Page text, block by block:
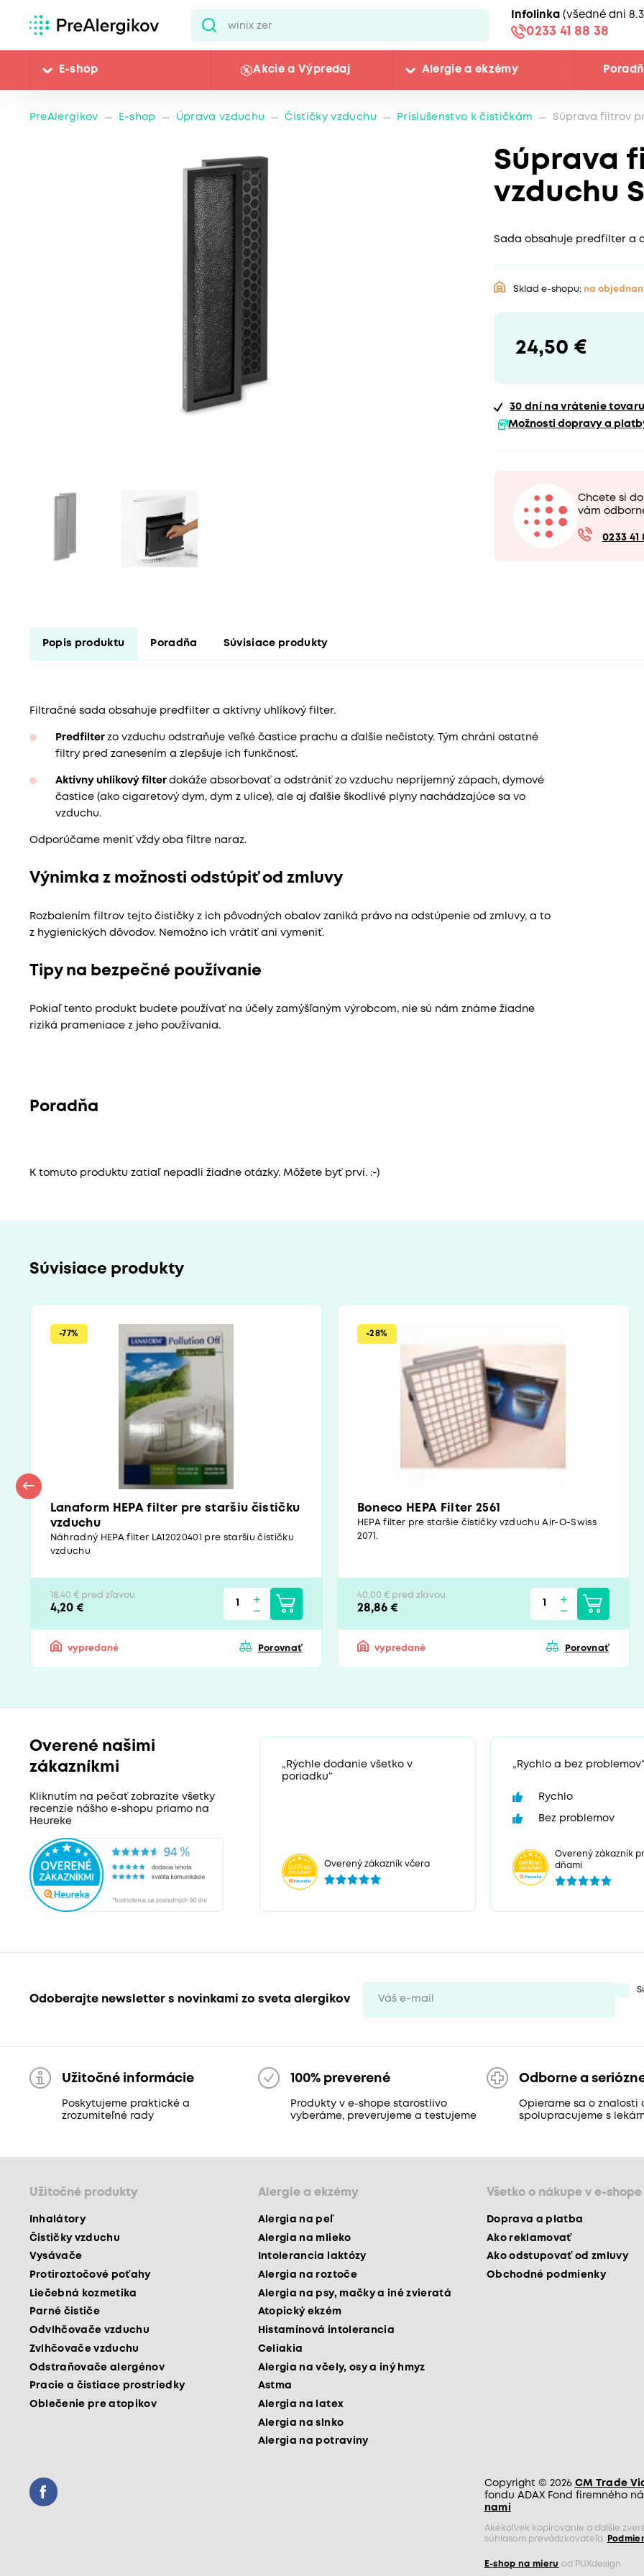
Infolinka (všedné dni
0233 41 88 38
E-shop Akcie a Výpredaj Alergie a ekzémy
PreAlergikov E-shop Úprava vzduchu Čističky vzduchu Príslušenstvo k čističkám Súprava filtrov
Súprava
vzduchu
Sada obsahuje predfilter a
Sklad e-shopu: na
24,50 €
30 dní na vrátenie tovaru
Možnosti dopravy a
Chcete si
vám
0233 41
Popis produktu Poradňa Súvisiace produkty
Filtračné sada obsahuje predfilter a aktívny uhlíkový filter.
Predfilter zo vzduchu odstraňuje veľké častice prachu a ďalšie nečistoty. Tým chráni ostatné
filtry pred zanesením a zlepšuje ich funkčnosť.
Aktívny uhlíkový filter dokáže absorbovať a odstrániť zo vzduchu nepríjemný zápach, dymové
častice (ako cigaretový dym, dym z ulice), ale aj ďalšie škodlivé plyny nachádzajúce sa vo
vzduchu.
Odporúčame meniť vždy oba filtre naraz.
Výnimka z možnosti odstúpiť od zmluvy
Rozbalením filtrov tejto čističky z ich pôvodných obalov zaniká právo na odstúpenie od zmluvy, a to
z hygienických dôvodov. Nemožno ich vrátiť ani vymeniť.
Tipy na bezpečné používanie
Pokiaľ tento produkt budete používať na účely zamýšľaným výrobcom, nie sú nám známe žiadne
riziká prameniace z jeho používania.
Poradňa
K tomuto produktu zatiaľ nepadli žiadne otázky. Môžete byť prví. :-)
Súvisiace produkty
-77%
Lanaform HEPA filter pre staršiu čističku
vzduchu
Náhradný HEPA filter LA12020401 pre staršiu čističku
vzduchu
18,40 € pred zľavou
4,20 €
vypredané Porovnať
-28%
Boneco HEPA Filter 2561
HEPA filter pre staršie čističky vzduchu Air-O-Swiss
2071.
40,00 € pred zľavou
28,86 €
vypredané Porovnať
Overené našimi
zákazníkmi
Kliknutím na pečať zobrazíte všetky
recenzie nášho e-shopu priamo na
Heureke
„Rýchle dodanie všetko v
poriadku“
Overený zákazník včera
„Rychlo a bez problemov“
Rychlo
Bez problemov
Overený zákazník
dňami
Odoberajte newsletter s novinkami zo sveta alergikov
Užitočné informácie
Poskytujeme praktické a
zrozumiteľné rady
100% preverené
Produkty v e-shope starostlivo
vyberáme, preverujeme a testujeme
Odborne a
Opierame sa o znalosti
spolupracujeme s
Užitočné produkty
Inhalátory
Čističky vzduchu
Vysávače
Protiroztočové poťahy
Liečebná kozmetika
Parné čističe
Odvlhčovače vzduchu
Zvlhčovače vzduchu
Odstraňovače alergénov
Pracie a čistiace prostriedky
Oblečenie pre atopikov
Alergie a ekzémy
Alergia na peľ
Alergia na mlieko
Intolerancia laktózy
Alergia na roztoče
Alergia na psy, mačky a iné zvieratá
Atopický ekzém
Histamínová intolerancia
Celiakia
Alergia na včely, osy a iný hmyz
Astma
Alergia na latex
Alergia na slnko
Alergia na potraviny
Všetko o nákupe v e-shope
Doprava a platba
Ako reklamovať
Ako odstupovať od zmluvy
Obchodné podmienky
Copyright © 2026 CM Trade
fondu ADAX Fond firemného
nami
Akékoľvek kopírovanie a ďalšie
súhlasom prevádzkovateľa.
E-shop na mieru od PUXdesign